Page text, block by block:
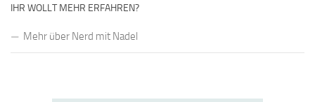
IHR WOLLT MEHR ERFAHREN?
Mehr über Nerd mit Nadel